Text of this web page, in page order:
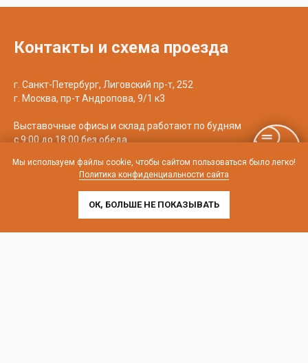
Мы используем файлы cookie, чтобы сайтом пользоваться было легко!
Политика конфиденциальности сайта
ОК, БОЛЬШЕ НЕ ПОКАЗЫВАТЬ
Контакты и схема проезда
г. Санкт-Петербург, Лиговский пр-т, 252
г. Москва, пр-т Андропова, 9/1 к3
Выставочные офисы и склад работают по будням
с 9:00 до 18:00 без обеда
телефон:8 (800) 707-54-35
cedral-zakaz@yandex.ru